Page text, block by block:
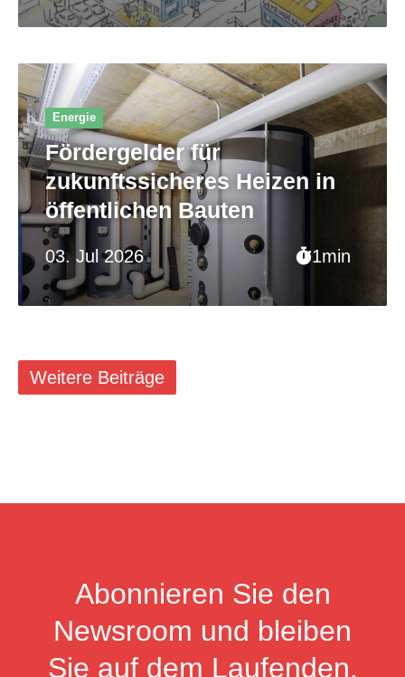
03. Jul 2026 1min
Energie
Fördergelder für
zukunftssicheres Heizen in
öffentlichen Bauten
Weitere Beiträge
Abonnieren Sie den
Newsroom und bleiben
Sie auf dem Laufenden.